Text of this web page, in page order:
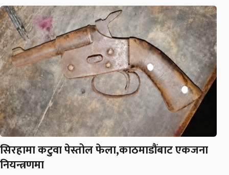
सिरहामा कटुवा पेस्तोल फेला,काठमाडौंबाट एकजना
नियन्त्रणमा